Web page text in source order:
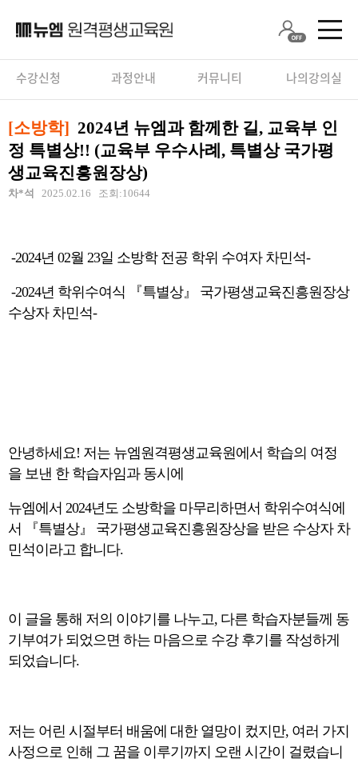
수강신청 과정안내 커뮤니티 나의강의실
[소방학]
2024년 뉴엠과 함께한 길, 교육부 인
정 특별상!! (교육부 우수사례, 특별상 국가평
생교육진흥원장상)
차*석 2025.02.16 조회:10644
-2024년 02월 23일 소방학 전공 학위 수여자 차민석-
-2024년 학위수여식 『특별상』 국가평생교육진흥원장상
수상자 차민석-
안녕하세요! 저는 뉴엠원격평생교육원에서 학습의 여정
을 보낸 한 학습자임과 동시에
뉴엠에서 2024년도 소방학을 마무리하면서 학위수여식에
서 『특별상』 국가평생교육진흥원장상을 받은 수상자 차
민석이라고 합니다.
이 글을 통해 저의 이야기를 나누고, 다른 학습자분들께 동
기부여가 되었으면 하는 마음으로 수강 후기를 작성하게
되었습니다.
저는 어린 시절부터 배움에 대한 열망이 컸지만, 여러 가지
사정으로 인해 그 꿈을 이루기까지 오랜 시간이 걸렸습니